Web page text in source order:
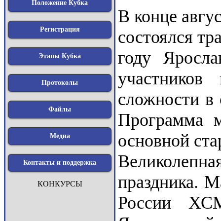
Положение Кубка
Регистрация
Этапы Кубка
Протоколы
Файлы
Медиа
Контакты и поддержка
КОНКУРСЫ
В конце
состоялся
году
сложности в
Программа
основной
праздника.
России